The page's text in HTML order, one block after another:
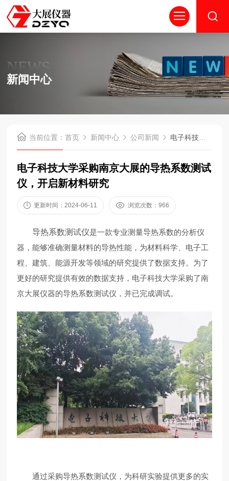
NEWS
新闻中心
当前位置：首页 新闻中心 公司新闻 电子科技大学采购南京大展的导热系数测试仪，开启新材料研究
电子科技大学采购南京大展的导热系数测试
仪，开启新材料研究
更新时间：2024-06-11 浏览次数：966
导热系数测试仪是一款专业测量导热系数的分析仪
器，能够准确测量材料的导热性能，为材料科学、电子工
程、建筑、能源开发等领域的研究提供了数据支持。为了
更好的研究提供有效的数据支持，电子科技大学采购了南
京大展仪器的导热系数测试仪，并已完成调试。
通过采购导热系数测试仪，为科研实验提供更多的实